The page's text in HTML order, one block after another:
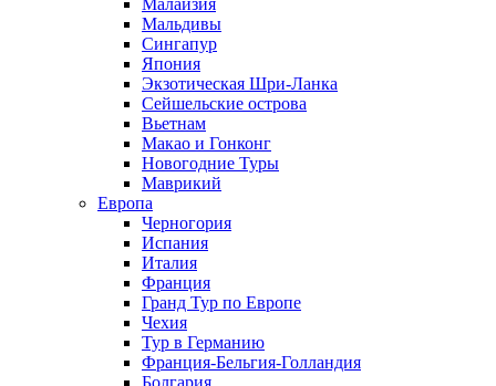
Малайзия
Мальдивы
Сингапур
Япония
Экзотическая Шри-Ланка
Сейшельские острова
Вьетнам
Макао и Гонконг
Новогодние Туры
Маврикий
Европа
Черногория
Испания
Италия
Франция
Гранд Тур по Европе
Чехия
Тур в Германию
Франция-Бельгия-Голландия
Болгария